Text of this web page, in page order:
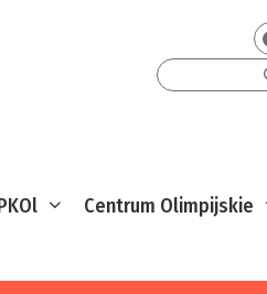
Centrum Olimpijskie